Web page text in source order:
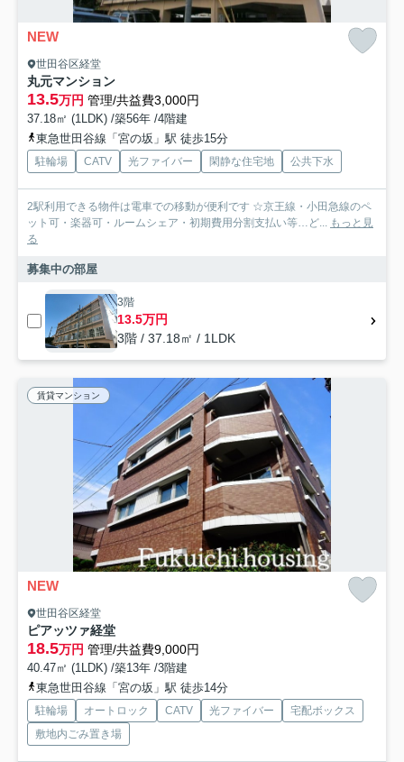
NEW
世田谷区経堂
丸元マンション
13.5万円 管理/共益費3,000円
37.18㎡ (1LDK) /築56年 /4階建
東急世田谷線「宮の坂」駅 徒歩15分
駐輪場 CATV 光ファイバー 閑静な住宅地 公共下水
2駅利用できる物件は電車での移動が便利です ☆京王線・小田急線のペ
ット可・楽器可・ルームシェア・初期費用分割支払い等…ど... もっと見
る
募集中の部屋
3階
13.5万円
3階 / 37.18㎡ / 1LDK
賃貸マンション
NEW
世田谷区経堂
ピアッツァ経堂
18.5万円 管理/共益費9,000円
40.47㎡ (1LDK) /築13年 /3階建
東急世田谷線「宮の坂」駅 徒歩14分
駐輪場 オートロック CATV 光ファイバー
宅配ボックス
敷地内ごみ置き場